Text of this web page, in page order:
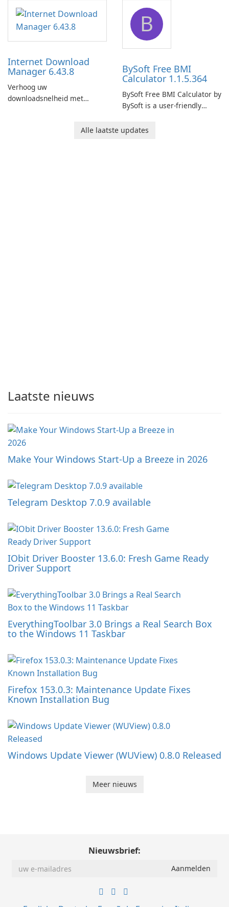
application designed to
monitor your internet
connection and provide real-
time insights into its
designed to help businesses
effectively manage their
network infrastructure.
Internet Download
Manager 6.43.8
Verhoog uw
downloadsnelheid met
B
BySoft Free BMI
Calculator 1.1.5.364
BySoft Free BMI Calculator by
BySoft is a user-friendly
designed to help you
Alle laatste updates
Laatste nieuws
Make Your Windows Start-Up a Breeze in 2026
Telegram Desktop 7.0.9 available
IObit Driver Booster 13.6.0: Fresh Game Ready
Driver Support
EverythingToolbar 3.0 Brings a Real Search Box
to the Windows 11 Taskbar
Firefox 153.0.3: Maintenance Update Fixes
Known Installation Bug
Windows Update Viewer (WUView) 0.8.0 Released
Meer nieuws
Nieuwsbrief: